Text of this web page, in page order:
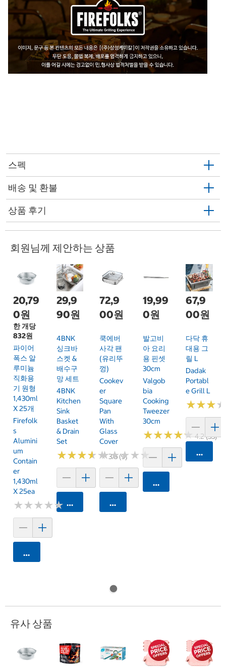
스펙
배송 및 환불
상품 후기
회원님께 제안하는 상품
20,79
0원
한 개당
832원
파이어
폭스 알
루미늄
직화용
기 원형
1,430ml
X 25개
Firefolk
S
Alumini
Um
Contain
Er
1,430ml
X 25ea
★★★★★
★★★★★
카트에 담기
29,9
90원
4BNK
싱크바
스켓 &
배수구
망 세트
4BNK
Kitchen
Sink
Basket
& Drain
Set
★★★★★
★★★★★3.6 (9)
카트에 담기
72,9
00원
쿡에버
사각 팬
(유리뚜
껑)
Cookev
Er
Square
Pan
With
Glass
Cover
★★★★★
★★★★★
카트에 담기
19,99
0원
발고비
아 요리
용 핀셋
30cm
Valgob
Bia
Cooking
Tweezer
30cm
★★★★★
★★★★★4.2 (33)
카트에 담기
67,9
00원
다닥 휴
대용 그
릴 L
Dadak
Portabl
E Grill L
★★★
★★★
카트에
유사 상품